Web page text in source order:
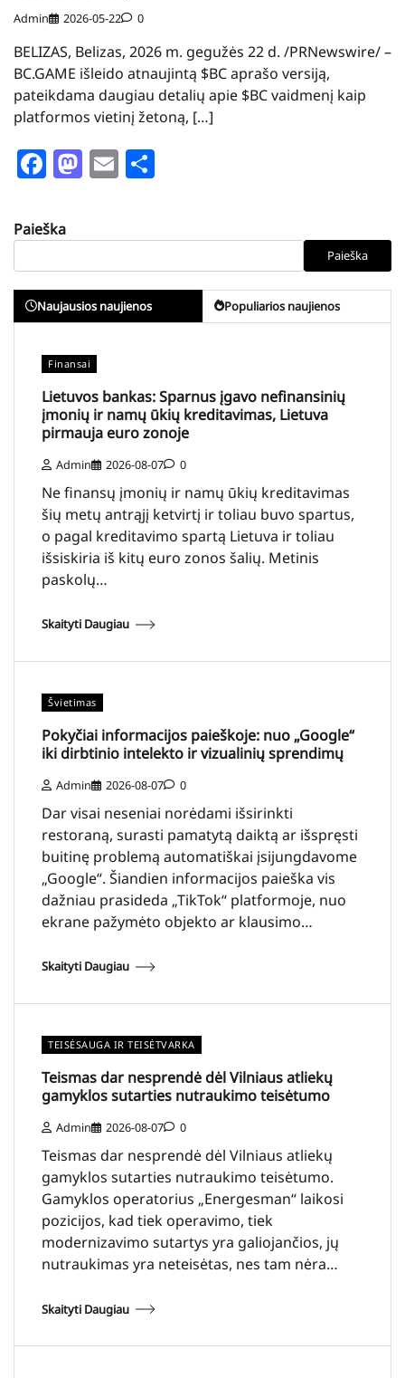
Admin 2026-05-22 0
BELIZAS, Belizas, 2026 m. gegužės 22 d. /PRNewswire/ –
BC.GAME išleido atnaujintą $BC aprašo versiją,
pateikdama daugiau detalių apie $BC vaidmenį kaip
platformos vietinį žetoną, […]
Facebook
Mastodon
Email
Paieška
Paieška
Naujausios naujienos Populiarios naujienos
Finansai
Lietuvos bankas: Sparnus įgavo nefinansinių
įmonių ir namų ūkių kreditavimas, Lietuva
pirmauja euro zonoje
Admin 2026-08-07 0
Ne finansų įmonių ir namų ūkių kreditavimas
šių metų antrąjį ketvirtį ir toliau buvo spartus,
o pagal kreditavimo spartą Lietuva ir toliau
išsiskiria iš kitų euro zonos šalių. Metinis
paskolų…
Skaityti Daugiau
Švietimas
Pokyčiai informacijos paieškoje: nuo „Google“
iki dirbtinio intelekto ir vizualinių sprendimų
Admin 2026-08-07 0
Dar visai neseniai norėdami išsirinkti
restoraną, surasti pamatytą daiktą ar išspręsti
buitinę problemą automatiškai įsijungdavome
„Google“. Šiandien informacijos paieška vis
dažniau prasideda „TikTok“ platformoje, nuo
ekrane pažymėto objekto ar klausimo…
Skaityti Daugiau
TEISĖSAUGA IR TEISĖTVARKA
Teismas dar nesprendė dėl Vilniaus atliekų
gamyklos sutarties nutraukimo teisėtumo
Admin 2026-08-07 0
Teismas dar nesprendė dėl Vilniaus atliekų
gamyklos sutarties nutraukimo teisėtumo.
Gamyklos operatorius „Energesman“ laikosi
pozicijos, kad tiek operavimo, tiek
modernizavimo sutartys yra galiojančios, jų
nutraukimas yra neteisėtas, nes tam nėra…
Skaityti Daugiau